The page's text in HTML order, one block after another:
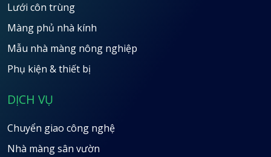
Lưới côn trùng
Màng phủ nhà kính
Mẫu nhà màng nông nghiệp
Phụ kiện & thiết bị
DỊCH VỤ
Chuyển giao công nghệ
Nhà màng sân vườn